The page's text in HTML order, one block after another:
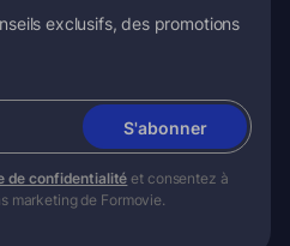
exclusifs, des promotions
S'abonner
de confidentialité et consentez à
marketing de Formovie.